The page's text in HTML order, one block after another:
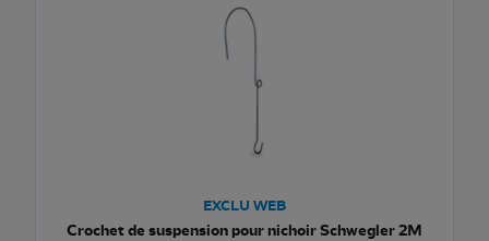
EXCLU WEB
Crochet de suspension pour nichoir Schwegler 2M